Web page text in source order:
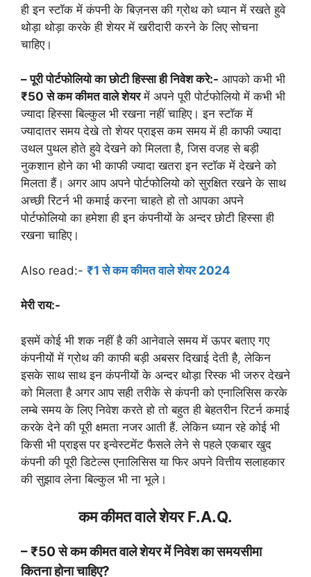
ही इन स्टॉक में कंपनी के बिज़नस की ग्रोथ को ध्यान में रखते हुवे
थोड़ा थोड़ा करके ही शेयर में खरीदारी करने के लिए सोचना
चाहिए।
– पूरी पोर्टफोलियो का छोटी हिस्सा ही निवेश करे:- आपको कभी भी
₹50 से कम कीमत वाले शेयरमें अपने पूरी पोर्टफोलियो में कभी भी
ज्यादा हिस्सा बिल्कुल भी रखना नहीं चाहिए। इन स्टॉक में
ज्यादातर समय देखे तो शेयर प्राइस कम समय में ही काफी ज्यादा
उथल पुथल होते हुवे देखने को मिलता है, जिस वजह से बड़ी
नुकशान होने का भी काफी ज्यादा खतरा इन स्टॉक में देखने को
मिलता हैं। अगर आप अपने पोर्टफोलियो को सुरक्षित रखने के साथ
अच्छी रिटर्न भी कमाई करना चाहते हो तो आपका अपने
पोर्टफोलियो का हमेशा ही इन कंपनीयों के अन्दर छोटी हिस्सा ही
रखना चाहिए।
Also read:- ₹1 से कम कीमत वाले शेयर 2024
मेरी राय:-
इसमें कोई भी शक नहीं है की आनेवाले समय में ऊपर बताए गए
कंपनीयों में ग्रोथ की काफी बड़ी अबसर दिखाई देती है, लेकिन
इसके साथ साथ इन कंपनीयों के अन्दर थोड़ा रिस्क भी जरुर देखने
को मिलता है अगर आप सही तरीके से कंपनी को एनालिसिस करके
लम्बे समय के लिए निवेश करते हो तो बहुत ही बेहतरीन रिटर्न कमाई
करके देने की पूरी क्षमता नजर आती हैं. लेकिन ध्यान रहे कोई भी
किसी भी प्राइस पर इन्वेस्टमेंट फैसले लेने से पहले एकबार खुद
कंपनी की पूरी डिटेल्स एनालिसिस या फिर अपने वित्तीय सलाहकार
की सुझाव लेना बिल्कुल भी ना भूले।
कम कीमत वाले शेयर F.A.Q.
– ₹50 से कम कीमत वाले शेयर में निवेश का समयसीमा
कितना होना चाहिए?